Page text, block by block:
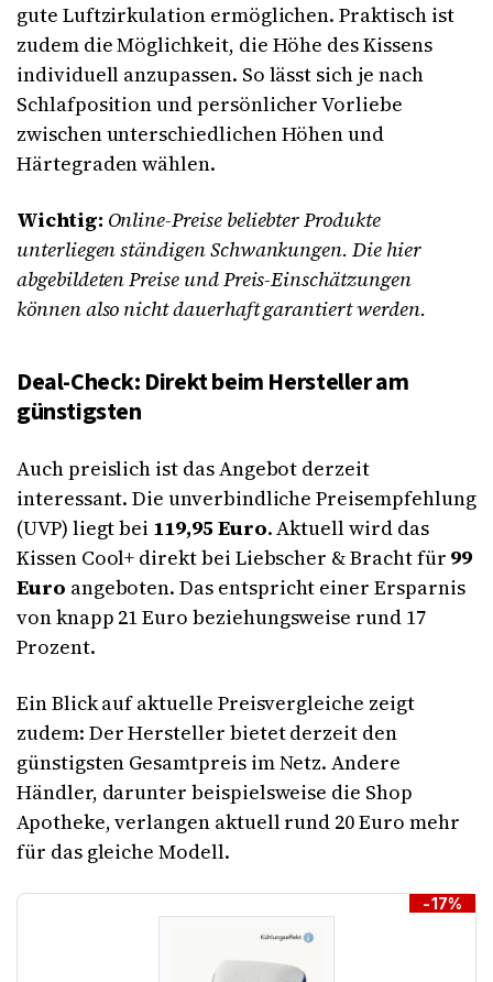
gute Luftzirkulation ermöglichen. Praktisch ist
zudem die Möglichkeit, die Höhe des Kissens
individuell anzupassen. So lässt sich je nach
Schlafposition und persönlicher Vorliebe
zwischen unterschiedlichen Höhen und
Härtegraden wählen.
Wichtig: Online-Preise beliebter Produkte
unterliegen ständigen Schwankungen. Die hier
abgebildeten Preise und Preis-Einschätzungen
können also nicht dauerhaft garantiert werden.
Deal-Check: Direkt beim Hersteller am
günstigsten
Auch preislich ist das Angebot derzeit
interessant. Die unverbindliche Preisempfehlung
(UVP) liegt bei 119,95 Euro. Aktuell wird das
Kissen Cool+ direkt bei Liebscher & Bracht für 99
Euro angeboten. Das entspricht einer Ersparnis
von knapp 21 Euro beziehungsweise rund 17
Prozent.
Ein Blick auf aktuelle Preisvergleiche zeigt
zudem: Der Hersteller bietet derzeit den
günstigsten Gesamtpreis im Netz. Andere
Händler, darunter beispielsweise die Shop
Apotheke, verlangen aktuell rund 20 Euro mehr
für das gleiche Modell.
-17%